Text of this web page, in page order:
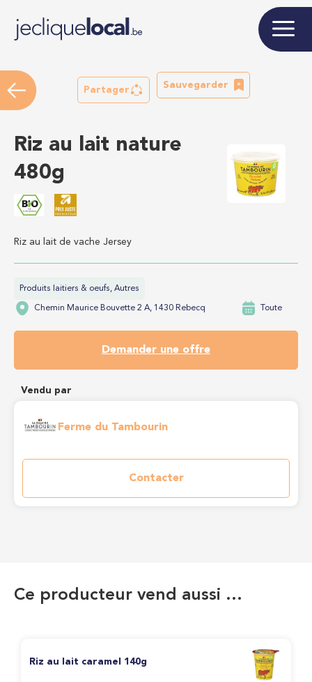
Partager
Sauvegarder
Riz au lait nature
480g
Riz au lait de vache Jersey
Produits laitiers & oeufs, Autres
Chemin Maurice Bouvette 2 A, 1430 Rebecq Toute
Demander une offre
Vendu par
Ferme du Tambourin
Contacter
Ce producteur vend aussi …
Riz au lait caramel 140g